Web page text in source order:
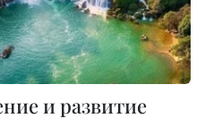
и развитие